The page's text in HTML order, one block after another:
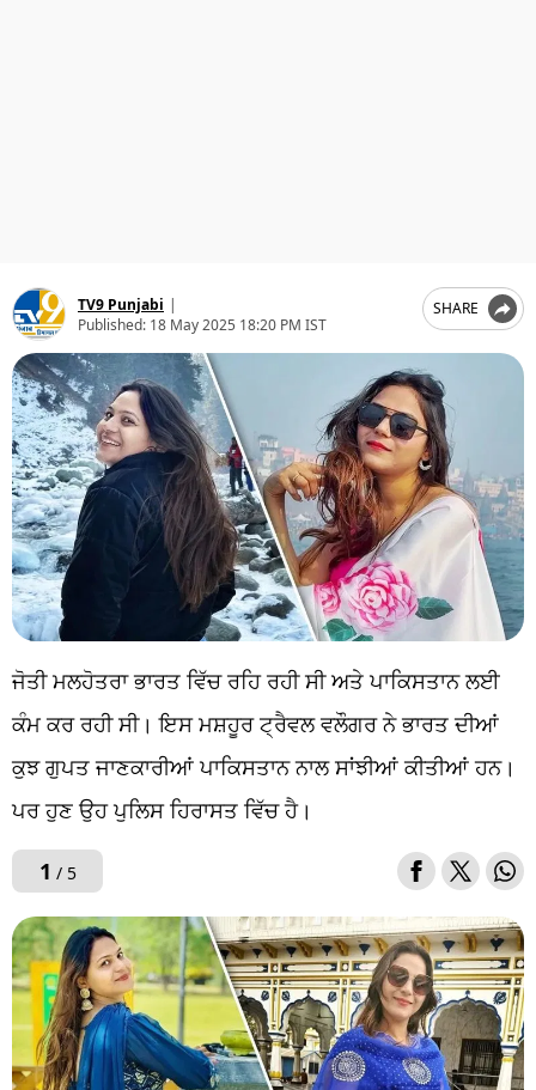
TV9 Punjabi |
Published: 18 May 2025 18:20 PM IST
SHARE
ਜੋਤੀ ਮਲਹੋਤਰਾ ਭਾਰਤ ਵਿੱਚ ਰਹਿ ਰਹੀ ਸੀ ਅਤੇ ਪਾਕਿਸਤਾਨ ਲਈ
ਕੰਮ ਕਰ ਰਹੀ ਸੀ। ਇਸ ਮਸ਼ਹੂਰ ਟ੍ਰੈਵਲ ਵਲੌਗਰ ਨੇ ਭਾਰਤ ਦੀਆਂ
ਕੁਝ ਗੁਪਤ ਜਾਣਕਾਰੀਆਂ ਪਾਕਿਸਤਾਨ ਨਾਲ ਸਾਂਝੀਆਂ ਕੀਤੀਆਂ ਹਨ।
ਪਰ ਹੁਣ ਉਹ ਪੁਲਿਸ ਹਿਰਾਸਤ ਵਿੱਚ ਹੈ।
1 / 5